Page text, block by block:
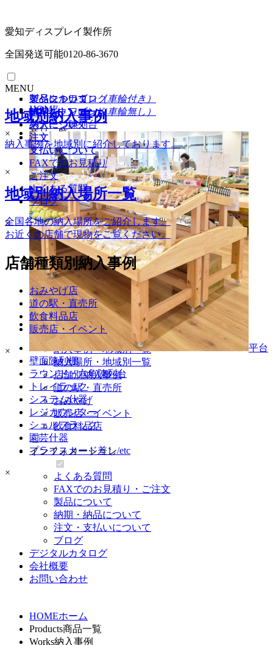
愛知ディスプレイ製作所
全国発送可能0120-86-3670
MENU
HOME
商品一覧
ワゴン（車輪付き）
ワゴン（車輪無し）
ステージ陳列台
平台
壁面陳列棚
ラウンド・六角陳列台
トレイラック
システム什器
レジカンター
シェルフラック
園芸什器
プライスカード差し・etc
納入事例
納入事例・地域別一覧
納入場所・地域別一覧
店舗別納入事例
道の駅・直売所
おみやげ
販売店・イベント
飲食料品店
インフォメーション
よくある質問
FAXでのお見積り・ご注文
製品について
納期・納品について
注文・支払いについて
ブログ
デジタルカタログ
会社概要
お問い合わせ
HOMEホーム
Products商品一覧
Works納入事例
イベントワゴン（車輪付き）
イベントワゴン（車輪無し）
ステージ陳列台
平台
壁面陳列棚
ラウンド・六角陳列台
トレイラック
システム什器
レジカウンター
シェルフラック
園芸什器
プライスカード差し/etc
×
地域別納入事例
納入事例を地域別に紹介しております。
地域別納入場所一覧
全国各地の納入場所をご紹介します。
お近くの店舗で現物をご覧ください。
店舗種類別納入事例
おみやげ店
道の駅・直売所
飲食料品店
販売店・イベント
×
製品について
納期
納入について
注文
支払いについて
×
製品について
納期
納入について
注文
支払いについて
FAXでのお見積り
ご注文
よくある質問
ブログ
×
デジタルカタログ
PDFダウンロード
×